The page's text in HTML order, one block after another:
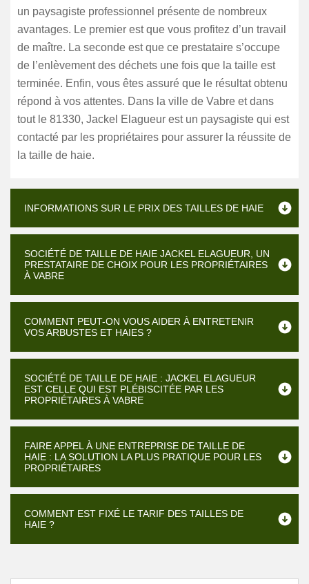
un paysagiste professionnel présente de nombreux
avantages. Le premier est que vous profitez d’un travail
de maître. La seconde est que ce prestataire s’occupe
de l’enlèvement des déchets une fois que la taille est
terminée. Enfin, vous êtes assuré que le résultat obtenu
répond à vos attentes. Dans la ville de Vabre et dans
tout le 81330, Jackel Elagueur est un paysagiste qui est
contacté par les propriétaires pour assurer la réussite de
la taille de haie.
INFORMATIONS SUR LE PRIX DES TAILLES DE HAIE
SOCIÉTÉ DE TAILLE DE HAIE JACKEL ELAGUEUR, UN
PRESTATAIRE DE CHOIX POUR LES PROPRIÉTAIRES
À VABRE
COMMENT PEUT-ON VOUS AIDER À ENTRETENIR
VOS ARBUSTES ET HAIES ?
SOCIÉTÉ DE TAILLE DE HAIE : JACKEL ELAGUEUR
EST CELLE QUI EST PLÉBISCITÉE PAR LES
PROPRIÉTAIRES À VABRE
FAIRE APPEL À UNE ENTREPRISE DE TAILLE DE
HAIE : LA SOLUTION LA PLUS PRATIQUE POUR LES
PROPRIÉTAIRES
COMMENT EST FIXÉ LE TARIF DES TAILLES DE
HAIE ?